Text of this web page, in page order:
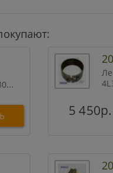
5 450р.